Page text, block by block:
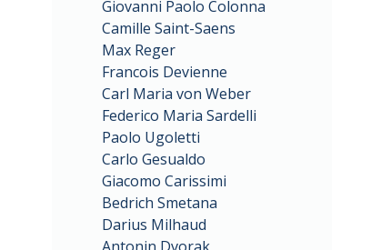
Giovanni Paolo Colonna
Camille Saint-Saens
Max Reger
Francois Devienne
Carl Maria von Weber
Federico Maria Sardelli
Paolo Ugoletti
Carlo Gesualdo
Giacomo Carissimi
Bedrich Smetana
Darius Milhaud